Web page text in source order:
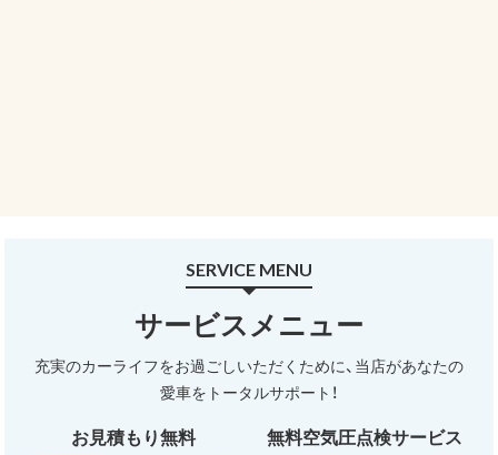
SERVICE MENU
サービスメニュー
充実のカーライフをお過ごしいただくために、当店があなたの
愛車をトータルサポート！
お見積もり無料 無料空気圧点検サービス